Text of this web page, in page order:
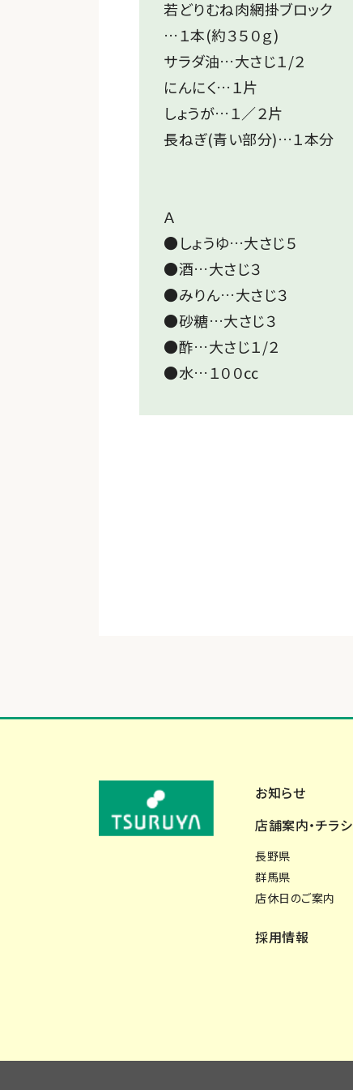
若どりむね肉網掛ブロック
…１本(約３５０ｇ)
サラダ油…大さじ１/２
にんにく…１片
しょうが…１／２片
長ねぎ(青い部分)…１本分
Ａ
●しょうゆ…大さじ５
●酒…大さじ３
●みりん…大さじ３
●砂糖…大さじ３
●酢…大さじ１/２
●水…１００㏄
お知らせ
店舗案内・チラシ
長野県
群馬県
店休日のご案内
採用情報